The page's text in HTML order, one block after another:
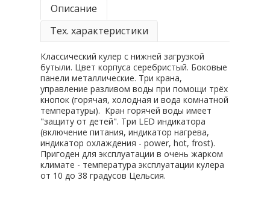
Описание
Тех. характеристики
Классический кулер с нижней загрузкой
бутыли. Цвет корпуса серебристый. Боковые
панели металлические. Три крана,
управление разливом воды при помощи трёх
кнопок (горячая, холодная и вода комнатной
температуры). Кран горячей воды имеет
"защиту от детей". Три LED индикатора
(включение питания, индикатор нагрева,
индикатор охлаждения - power, hot, frost).
Пригоден для эксплуатации в очень жарком
климате - температура эксплуатации кулера
от 10 до 38 градусов Цельсия.